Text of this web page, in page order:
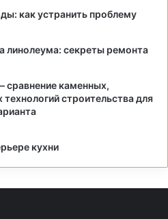
как устранить проблему
линолеума: секреты ремонта
сравнение каменных,
строительства для
кухни